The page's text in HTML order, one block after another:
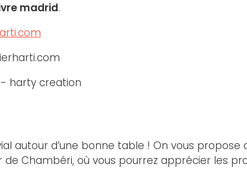
madrid.
autour d’une bonne table ! On vous propose
Chambéri, où vous pourrez apprécier les